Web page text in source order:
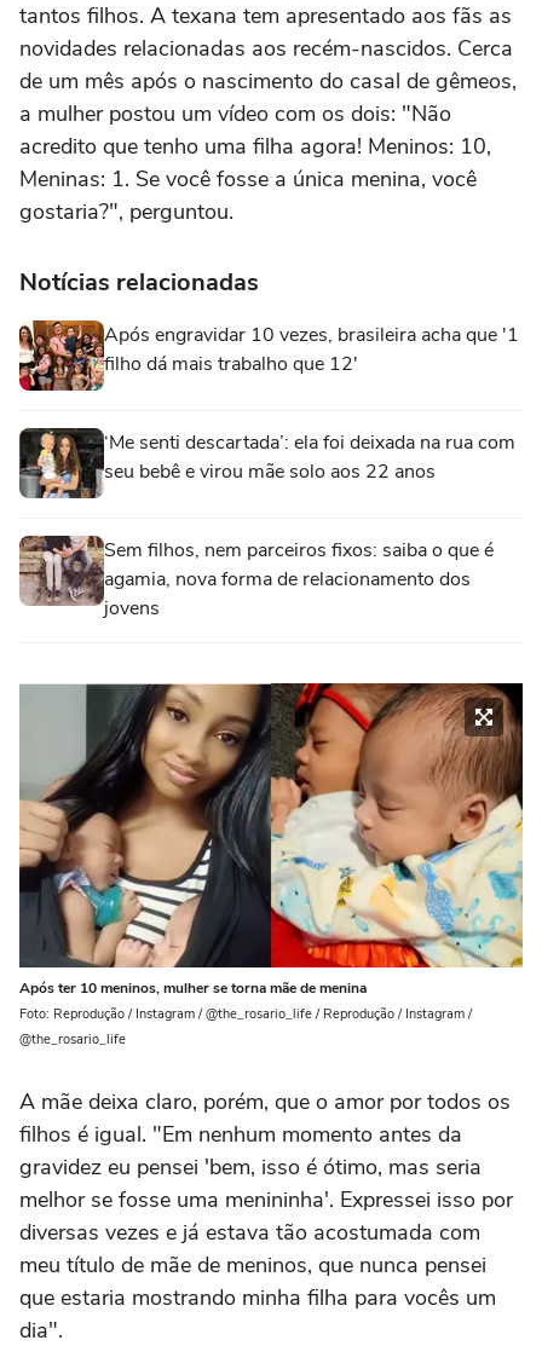
tantos filhos. A texana tem apresentado aos fãs as
novidades relacionadas aos recém-nascidos. Cerca
de um mês após o nascimento do casal de gêmeos,
a mulher postou um vídeo com os dois: "Não
acredito que tenho uma filha agora! Meninos: 10,
Meninas: 1. Se você fosse a única menina, você
gostaria?", perguntou.
Notícias relacionadas
Após engravidar 10 vezes, brasileira acha que '1
filho dá mais trabalho que 12'
‘Me senti descartada’: ela foi deixada na rua com
seu bebê e virou mãe solo aos 22 anos
Sem filhos, nem parceiros fixos: saiba o que é
agamia, nova forma de relacionamento dos
jovens
Após ter 10 meninos, mulher se torna mãe de menina
Foto: Reprodução / Instagram / @the_rosario_life / Reprodução / Instagram /
@the_rosario_life
A mãe deixa claro, porém, que o amor por todos os
filhos é igual. "Em nenhum momento antes da
gravidez eu pensei 'bem, isso é ótimo, mas seria
melhor se fosse uma menininha'. Expressei isso por
diversas vezes e já estava tão acostumada com
meu título de mãe de meninos, que nunca pensei
que estaria mostrando minha filha para vocês um
dia".